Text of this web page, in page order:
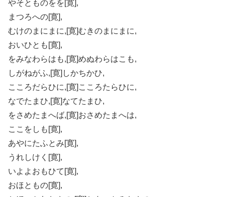
やそとものをを[寛],
まつろへの[寛],
むけのまにまに,[寛]むきのまにまに,
おいひとも[寛],
をみなわらはも,[寛]めぬわらはこも,
しがねがふ,[寛]しかちかひ,
こころだらひに,[寛]こころたらひに,
なでたまひ,[寛]なてたまひ,
をさめたまへば,[寛]おさめたまへは,
ここをしも[寛],
あやにたふとみ[寛],
うれしけく[寛],
いよよおもひて[寛],
おほともの[寛],